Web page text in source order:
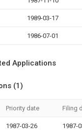
1989-03-17
1986-07-01
Applications
(1)
Priority date Filing
1987-03-26 1987-